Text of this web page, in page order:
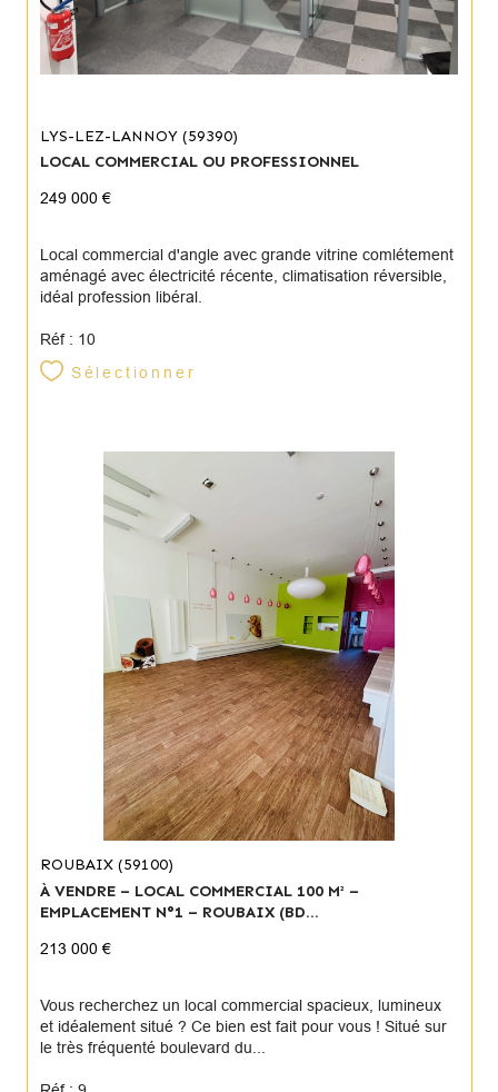
LYS-LEZ-LANNOY (59390)
LOCAL COMMERCIAL OU PROFESSIONNEL
249 000 €
Local commercial d'angle avec grande vitrine comlétement
aménagé avec électricité récente, climatisation réversible,
idéal profession libéral.
Réf : 10
Sélectionner
ROUBAIX (59100)
À VENDRE – LOCAL COMMERCIAL 100 M² –
EMPLACEMENT N°1 – ROUBAIX (BD...
213 000 €
Vous recherchez un local commercial spacieux, lumineux
et idéalement situé ? Ce bien est fait pour vous ! Situé sur
le très fréquenté boulevard du...